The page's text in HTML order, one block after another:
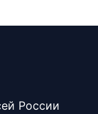
России